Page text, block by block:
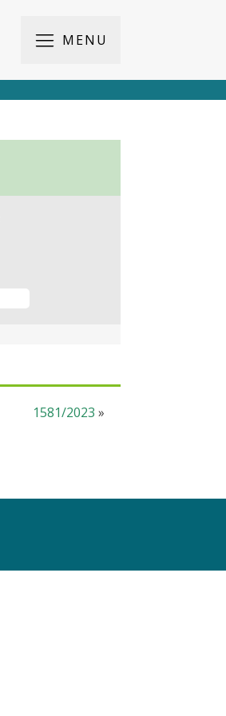
MENU
1581/2023 »